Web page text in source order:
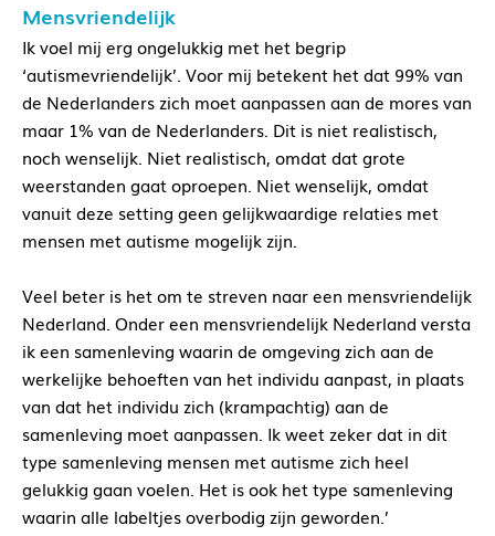
Mensvriendelijk
Ik voel mij erg ongelukkig met het begrip
‘autismevriendelijk’. Voor mij betekent het dat 99% van
de Nederlanders zich moet aanpassen aan de mores van
maar 1% van de Nederlanders. Dit is niet realistisch,
noch wenselijk. Niet realistisch, omdat dat grote
weerstanden gaat oproepen. Niet wenselijk, omdat
vanuit deze setting geen gelijkwaardige relaties met
mensen met autisme mogelijk zijn.
Veel beter is het om te streven naar een mensvriendelijk
Nederland. Onder een mensvriendelijk Nederland versta
ik een samenleving waarin de omgeving zich aan de
werkelijke behoeften van het individu aanpast, in plaats
van dat het individu zich (krampachtig) aan de
samenleving moet aanpassen. Ik weet zeker dat in dit
type samenleving mensen met autisme zich heel
gelukkig gaan voelen. Het is ook het type samenleving
waarin alle labeltjes overbodig zijn geworden.’